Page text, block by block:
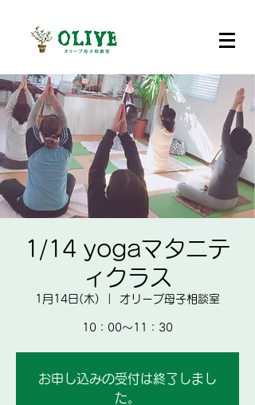
1/14 yogaマタニテ
ィクラス
1月14日(木) オリーブ母子相談室
10：00～11：30
お申し込みの受付は終了しまし
た。